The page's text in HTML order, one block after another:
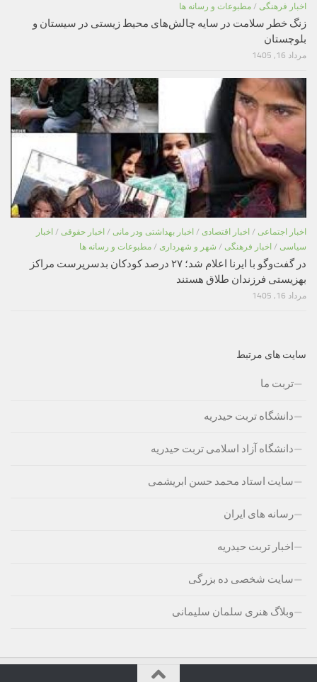
اخبار فرهنگی / مطبوعات و رسانه ها
زنگ خطر سلامت در سایه چالش‌های محیط زیستی در سیستان و
بلوچستان
مرداد 16, 1405
اخبار اجتماعی / اخبار اقتصادی / اخبار بهداشتی ودر مانی / اخبار حقوقی / اخبار
سیاسی / اخبار فرهنگی / شهر و شهرداری / مطبوعات و رسانه ها
در گفت‌وگو با ایرنا اعلام شد؛ ۲۷ درصد کودکان بدسرپرست مراکز
بهزیستی فرزندان طلاق هستند
مرداد 16, 1405
سایت های مرتبط
تربت ما
دانشگاه تربت حیدریه
دانشگاه آزاد اسلامی تربت حیدریه
سایت استاد محمد حسن ابریشمی
رسانه های ایران
اخبار تربت حیدریه
سایت شخصی ده بزرگی
وبلاگ هنری سلمان سلیمانی